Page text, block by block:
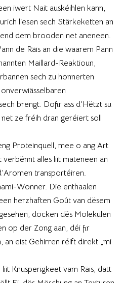
iwert Nait auskéihlen kann,
liesen sech Stärkeketten an
dem brooden net aneneen.
de Räis an die waarem Pann
Maillard-Reaktioun,
sech zu honnerten
brengt. Dofir ass d’Hëtzt su
ze fréih dran geréiert soll
Proteinquell, mee o ang Art
alles liit mateneen an
transportéiren.
Wonner. Die enthaalen
herzhaften Goût van dësem
docken dës Molekülen
op der Zong aan, déi fir
an eist Gehirren réift direkt „mi
liit Knusperigkeet vam Räis, datt